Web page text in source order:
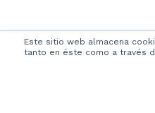
Este sitio web almacena
tanto en éste como a través